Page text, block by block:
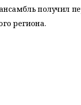
получил
региона.